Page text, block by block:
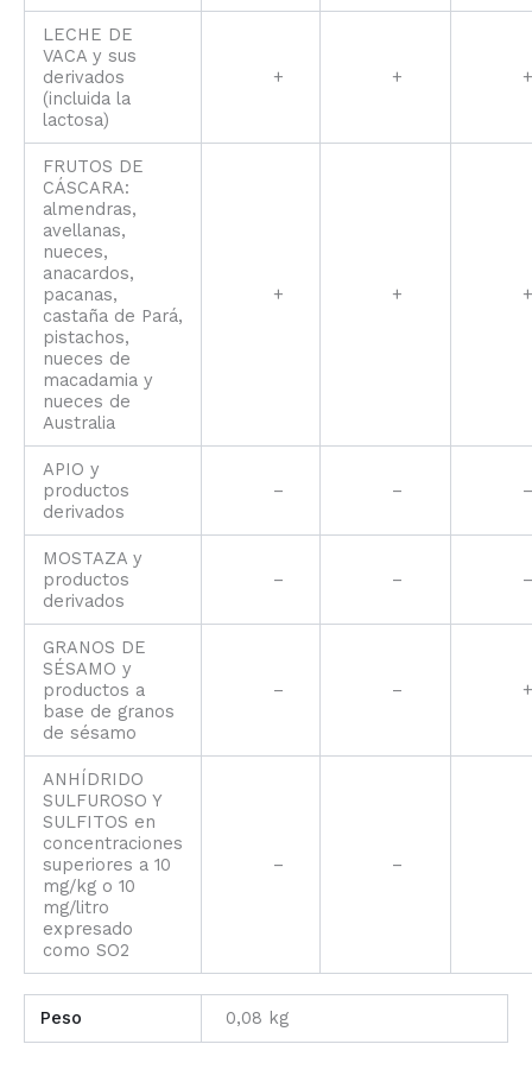
LECHE DE
VACA y sus
derivados
(incluida la
lactosa)
+ + +
FRUTOS DE
CÁSCARA:
almendras,
avellanas,
nueces,
anacardos,
pacanas,
castaña de Pará,
pistachos,
nueces de
macadamia y
nueces de
Australia
+ + +
APIO y
productos
derivados
– – –
MOSTAZA y
productos
derivados
– – –
GRANOS DE
SÉSAMO y
productos a
base de granos
de sésamo
– – +
ANHÍDRIDO
SULFUROSO Y
SULFITOS en
concentraciones
superiores a 10
mg/kg o 10
mg/litro
expresado
como SO2
– –
Peso 0,08 kg